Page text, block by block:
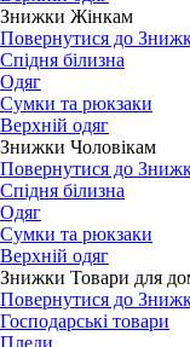
Знижки Жінкам
Повернутися до
Спідня білизна
Одяг
Сумки та рюкзаки
Верхній одяг
Знижки Чоловікам
Повернутися до
Спідня білизна
Одяг
Сумки та рюкзаки
Верхній одяг
Знижки Товари для
Повернутися до
Господарські товари
Пледи